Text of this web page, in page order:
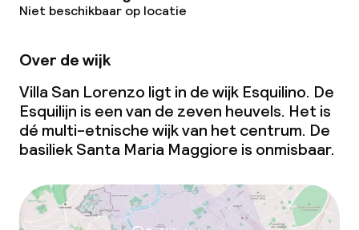
Niet beschikbaar op locatie
Over de wijk
Villa San Lorenzo ligt in de wijk Esquilino. De
Esquilijn is een van de zeven heuvels. Het is
dé multi-etnische wijk van het centrum. De
basiliek Santa Maria Maggiore is onmisbaar.